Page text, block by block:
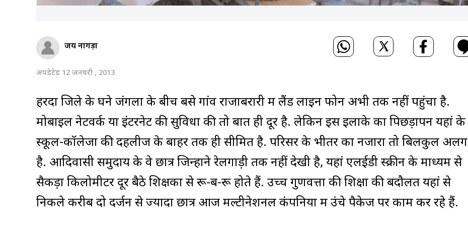
जय नागड़ा
अपडेटेड 12 जनवरी , 2013
हरदा जिले के घने जंगलों के बीच बसे गांव राजाबरारी में लैंड लाइन फोन अभी तक नहीं पहुंचा है.
मोबाइल नेटवर्क या इंटरनेट की सुविधा की तो बात ही दूर है. लेकिन इस इलाके का पिछड़ापन यहां के
स्कूल-कॉलेजों की दहलीज के बाहर तक ही सीमित है. परिसर के भीतर का नजारा तो बिलकुल अलग
है. आदिवासी समुदाय के वे छात्र जिन्होंने रेलगाड़ी तक नहीं देखी है, यहां एलईडी स्क्रीन के माध्यम से
सैकड़ों किलोमीटर दूर बैठे शिक्षकों से रू-ब-रू होते हैं. उच्च गुणवत्ता की शिक्षा की बदौलत यहां से
निकले करीब दो दर्जन से ज्यादा छात्र आज मल्टीनेशनल कंपनियों में उंचे पैकेज पर काम कर रहे हैं.